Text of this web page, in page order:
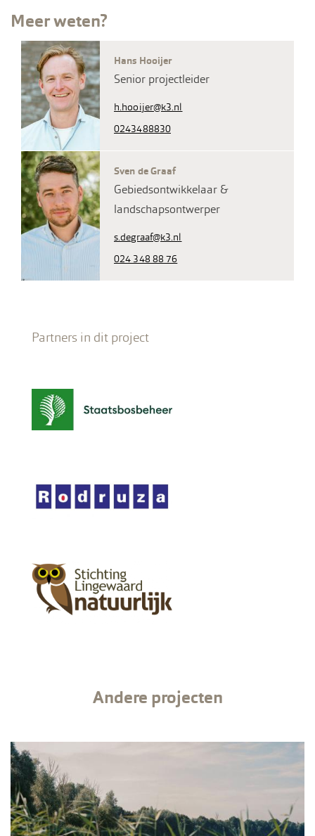
Meer weten?
Hans Hooijer
Senior projectleider
h.hooijer@k3.nl
0243488830
Sven de Graaf
Gebiedsontwikkelaar &
landschapsontwerper
s.degraaf@k3.nl
024 348 88 76
Partners in dit project
Andere projecten